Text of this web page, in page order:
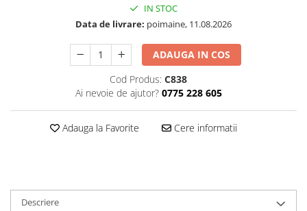
IN STOC
Data de livrare: poimaine, 11.08.2026
ADAUGA IN COS
Cod Produs: C838
Ai nevoie de ajutor? 0775 228 605
Adauga la Favorite Cere informatii
Descriere